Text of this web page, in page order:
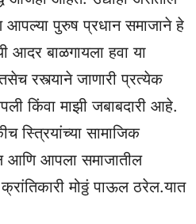
पुरुष प्रधान समाजाने हे
आदर बाळगायला हवा या
रस्त्याने जाणारी प्रत्येक
किंवा माझी जबाबदारी आहे.
स्त्रियांच्या सामाजिक
आणि आपला समाजातील
मोठ्ठं पाऊल ठरेल.यात